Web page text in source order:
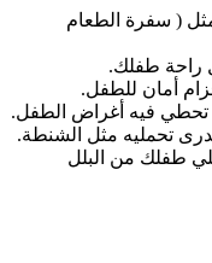
( سفرة الطعام
راحة طفلك.
أمان للطفل.
تحطي فيه أغراض الطفل.
تحمليه مثل الشنطة.
طفلك من البلل